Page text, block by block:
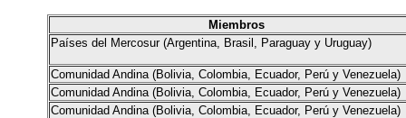
Miembros
Países del Mercosur (Argentina, Brasil, Paraguay y Uruguay)
Comunidad Andina (Bolivia, Colombia, Ecuador, Perú y Venezuela)
Comunidad Andina (Bolivia, Colombia, Ecuador, Perú y Venezuela)
Comunidad Andina (Bolivia, Colombia, Ecuador, Perú y Venezuela)